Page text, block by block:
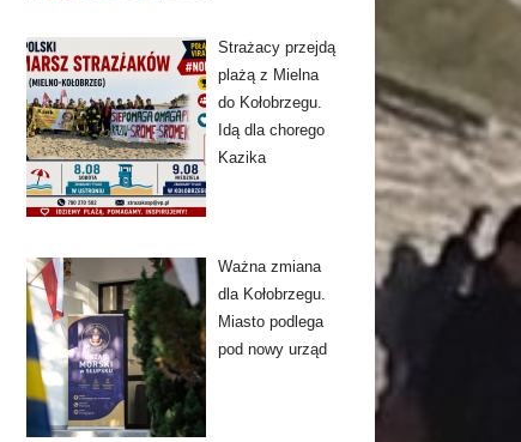
Strażacy przejdą
plażą z Mielna
do Kołobrzegu.
Idą dla chorego
Kazika
Ważna zmiana
dla Kołobrzegu.
Miasto podlega
pod nowy urząd